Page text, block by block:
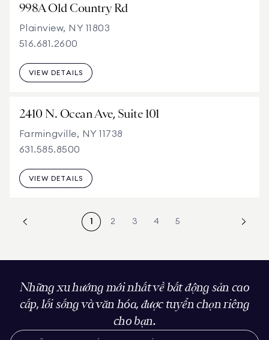
998A Old Country Rd
Plainview, NY 11803
516.681.2600
VIEW DETAILS
2410 N. Ocean Ave, Suite 101
Farmingville, NY 11738
631.585.8500
VIEW DETAILS
1 2 3 4 5
Những xu hướng mới nhất về bất động sản cao
cấp, lối sống và văn hóa, được tuyển chọn riêng
cho bạn.